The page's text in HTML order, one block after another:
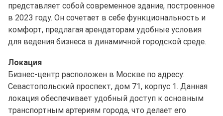
представляет собой современное здание, построенное
в 2023 году. Он сочетает в себе функциональность и
комфорт, предлагая арендаторам удобные условия
для ведения бизнеса в динамичной городской среде.
Локация
Бизнес-центр расположен в Москве по адресу:
Севастопольский проспект, дом 71, корпус 1. Данная
локация обеспечивает удобный доступ к основным
транспортным артериям города, что делает его